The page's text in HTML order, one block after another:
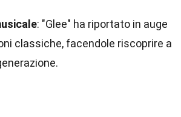
: "Glee" ha riportato in auge
classiche, facendole riscoprire a